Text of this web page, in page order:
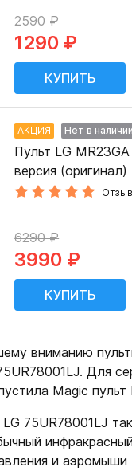
вниманию
Для
Magic пульт
75UR78001LJ
и аэромыши
2590 ₽
1290 ₽
АКЦИЯ Нет в наличии
Пульт LG
версия (оригинал)
6290 ₽
3990 ₽